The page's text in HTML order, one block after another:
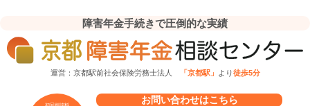
障害年金手続きで圧倒的な実績
運営：京都駅前社会保険労務士法人 「京都駅」 より徒歩5分
初回相談料 お問い合わせはこちら